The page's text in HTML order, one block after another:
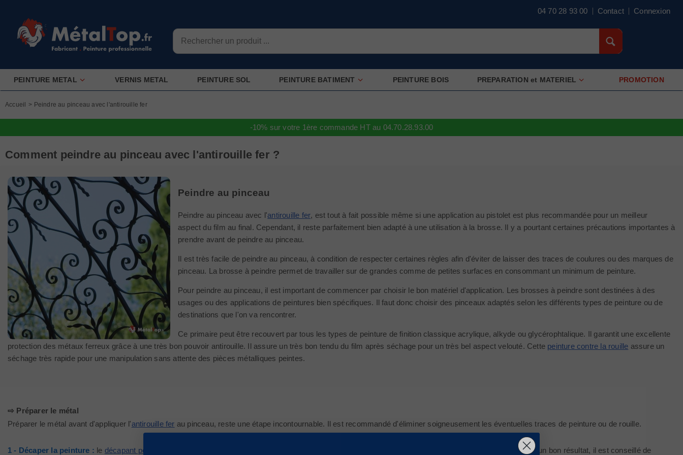
04 70 28 93 00 Contact Connexion
PEINTURE METAL VERNIS METAL PEINTURE SOL PEINTURE BATIMENT PEINTURE BOIS PREPARATION et MATERIEL PROMOTION
Accueil > Peindre au pinceau avec l'antirouille fer
-10% sur votre 1ère commande HT au 04.70.28.93.00
Comment peindre au pinceau avec l'antirouille fer ?
Peindre au pinceau
Peindre au pinceau avec l'antirouille fer, est tout à fait possible même si une application au pistolet est plus recommandée pour un meilleur
aspect du film au final. Cependant, il reste parfaitement bien adapté à une utilisation à la brosse. Il y a pourtant certaines précautions importantes à
prendre avant de peindre au pinceau.
Il est très facile de peindre au pinceau, à condition de respecter certaines règles afin d'éviter de laisser des traces de coulures ou des marques de
pinceau. La brosse à peindre permet de travailler sur de grandes comme de petites surfaces en consommant un minimum de peinture.
Pour peindre au pinceau, il est important de commencer par choisir le bon matériel d'application. Les brosses à peindre sont destinées à des
usages ou des applications de peintures bien spécifiques. Il faut donc choisir des pinceaux adaptés selon les différents types de peinture ou de
destinations que l'on va rencontrer.
Ce primaire peut être recouvert par tous les types de peinture de finition classique acrylique, alkyde ou glycérophtalique. Il garantit une excellente
protection des métaux ferreux grâce à une très bon pouvoir antirouille. Il assure un très bon tendu du film après séchage pour un très bel aspect velouté. Cette peinture contre la rouille assure un
séchage très rapide pour une manipulation sans attente des pièces métalliques peintes.
⇨ Préparer le métal
Préparer le métal avant d'appliquer l'antirouille fer au pinceau, reste une étape incontournable. Il est recommandé d'éliminer soigneusement les éventuelles traces de peinture ou de rouille.
1 - Décaper la peinture : le décapant peinture
reste une excellente solution lorsque l'on désire enlever efficacement d'anciennes couches de peinture. Pour un bon résultat, il est conseillé de